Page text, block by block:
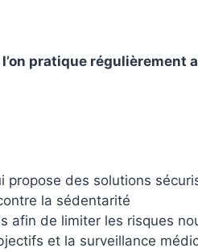
pratique régulièrement
propose des solutions
la sédentarité
de limiter les risques
et la surveillance